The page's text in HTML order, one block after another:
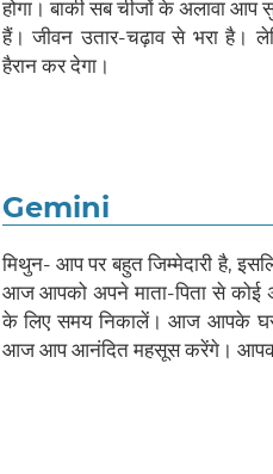
होगा। बाकी सब चीजों के अलावा
हैं। जीवन उतार-चढ़ाव से भरा है।
हैरान कर देगा।
Gemini
मिथुन- आप पर बहुत जिम्मेदारी है,
आज आपको अपने माता-पिता से कोई
के लिए समय निकालें। आज आपके घर
आज आप आनंदित महसूस करेंगे। आपकी